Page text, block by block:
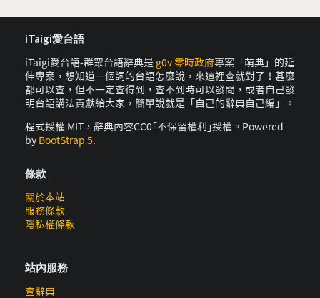
iTaigi愛台語
iTaigi愛台語-群眾台語辭典是 g0v 零時政府專案「萌典」的延
伸專案，想知道一個詞的台語怎麼說，來這裡查就對了！甚麼
都可以查，但不一定查得到，查不到時可以發問，或者自己發
明台語講法貢獻給大家，簡單說就是「自己的辭典自己編」。
程式授權 MIT，辭典內容CC0｢不保留權利｣授權。Powered
by BootStrap 5.
條款
關於本站
服務條款
隱私權條款
站內服務
查辭典